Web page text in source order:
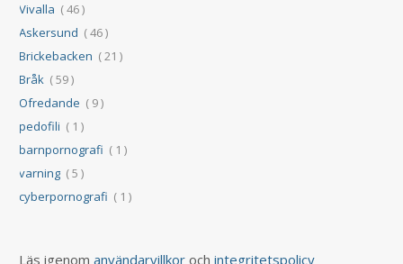
Vivalla ( 46 )
Askersund ( 46 )
Brickebacken ( 21 )
Bråk ( 59 )
Ofredande ( 9 )
pedofili ( 1 )
barnpornografi ( 1 )
varning ( 5 )
cyberpornografi ( 1 )
Läs igenomanvändarvillkor ochintegritetspolicy